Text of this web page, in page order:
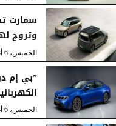
سمارت
وتروج
الخميس، 6 أغسطس 2026
”بي إم
الكهربائية ”آي
الخميس، 6 أغسطس 2026